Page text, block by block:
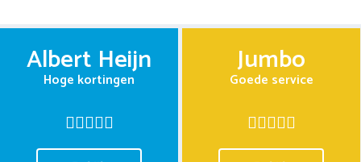
Albert Heijn
Hoge kortingen
Jumbo
Goede service